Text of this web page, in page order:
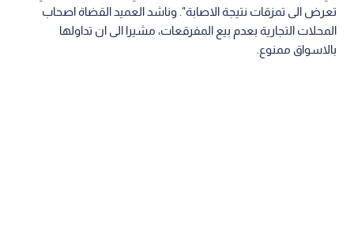
تعرض الى تمزقات نتيجة الاصابة". وناشد العميد القضاة اصحاب
المحلات التجارية بعدم بيع المفرقعات، مشيرا الى ان تداولها
بالاسواق ممنوع.